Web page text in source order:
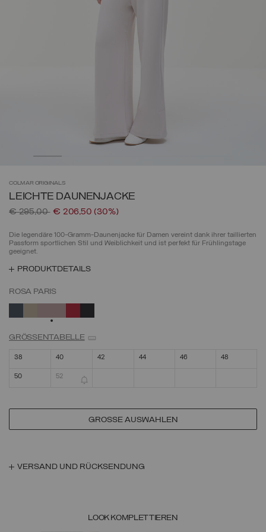
COLMAR ORIGINALS
LEICHTE DAUNENJACKE
Preis reduziert von
€ 295,00auf
€ 206,50 (30%)
Die legendäre 100-Gramm-Daunenjacke für Damen vereint dank ihrer taillierten
Passform sportlichen Stil und Weiblichkeit und ist perfekt für Frühlingstage
geeignet.
PRODUKTDETAILS
ROSA PARIS
AUSGEWÄHLT
GRÖSSENTABELLE
38 40 42 44 46 48
50 52
GRÖSSE AUSWÄHLEN
VERSAND UND RÜCKSENDUNG
LOOK KOMPLETTIEREN